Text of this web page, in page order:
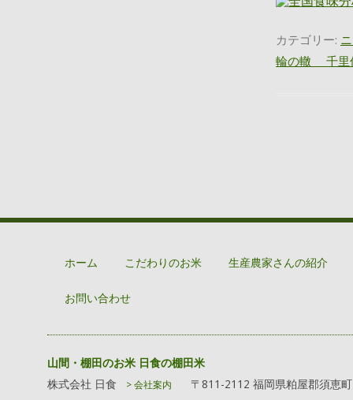
カテゴリー:
輪の轍 千里
ホーム こだわりのお米 生産農家さんの紹介
お問い合わせ
山間・棚田のお米 日食の棚田米
株式会社 日食
> 会社案内 〒811-2112 福岡県粕屋郡須恵